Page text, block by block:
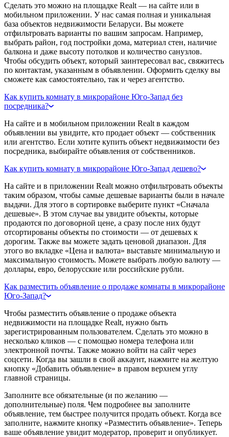
Сделать это можно на площадке Realt — на сайте или в
мобильном приложении. У нас самая полная и уникальная
база объектов недвижимости Беларуси. Вы можете
отфильтровать варианты по вашим запросам. Например,
выбрать район, год постройки дома, материал стен, наличие
балкона и даже высоту потолков и количество санузлов.
Чтобы обсудить объект, который заинтересовал вас, свяжитесь
по контактам, указанным в объявлении. Оформить сделку вы
сможете как самостоятельно, так и через агентство.
Как купить комнату в микрорайоне Юго-Запад без
посредника?
На сайте и в мобильном приложении Realt в каждом
объявлении вы увидите, кто продает объект — собственник
или агентство. Если хотите купить объект недвижимости без
посредника, выбирайте объявления от собственников.
Как купить комнату в микрорайоне Юго-Запад дешево?
На сайте и в приложении Realt можно отфильтровать объекты
таким образом, чтобы самые дешевые варианты были в начале
выдачи. Для этого в сортировке выберите пункт «Сначала
дешевые». В этом случае вы увидите объекты, которые
продаются по договорной цене, а сразу после них будут
отсортированы объекты по стоимости — от дешевых к
дорогим. Также вы можете задать ценовой диапазон. Для
этого во вкладке «Цена и валюта» выставьте минимальную и
максимальную стоимость. Можете выбрать любую валюту —
доллары, евро, белорусские или российские рубли.
Как разместить объявление о продаже комнаты в микрорайоне
Юго-Запад?
Чтобы разместить объявление о продаже объекта
недвижимости на площадке Realt, нужно быть
зарегистрированным пользователем. Сделать это можно в
несколько кликов — с помощью номера телефона или
электронной почты. Также можно войти на сайт через
соцсети. Когда вы зашли в свой аккаунт, нажмите на желтую
кнопку «Добавить объявление» в правом верхнем углу
главной страницы.
Заполните все обязательные (и по желанию —
дополнительные) поля. Чем подробнее вы заполните
объявление, тем быстрее получится продать объект. Когда все
заполните, нажмите кнопку «Разместить объявление». Теперь
ваше объявление увидит модератор, проверит и опубликует.